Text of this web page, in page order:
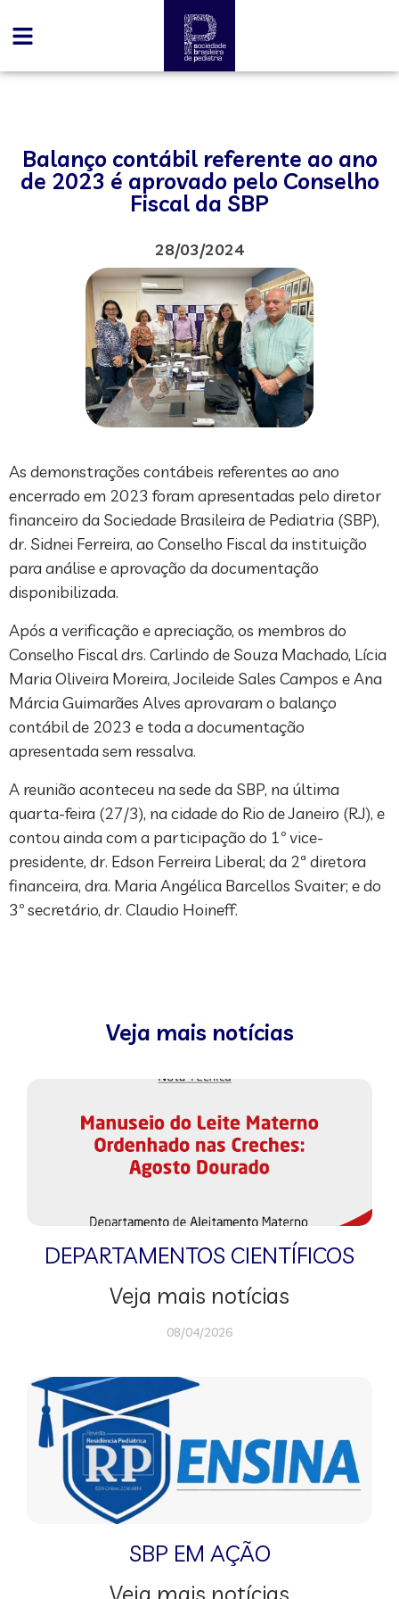
Balanço contábil referente ao ano
de 2023 é aprovado pelo Conselho
Fiscal da SBP
28/03/2024
As demonstrações contábeis referentes ao ano
encerrado em 2023 foram apresentadas pelo diretor
financeiro da Sociedade Brasileira de Pediatria (SBP),
dr. Sidnei Ferreira, ao Conselho Fiscal da instituição
para análise e aprovação da documentação
disponibilizada.
Após a verificação e apreciação, os membros do
Conselho Fiscal drs. Carlindo de Souza Machado, Lícia
Maria Oliveira Moreira, Jocileide Sales Campos e Ana
Márcia Guimarães Alves aprovaram o balanço
contábil de 2023 e toda a documentação
apresentada sem ressalva.
A reunião aconteceu na sede da SBP, na última
quarta-feira (27/3), na cidade do Rio de Janeiro (RJ), e
contou ainda com a participação do 1º vice-
presidente, dr. Edson Ferreira Liberal; da 2ª diretora
financeira, dra. Maria Angélica Barcellos Svaiter; e do
3º secretário, dr. Claudio Hoineff.
Veja mais notícias
DEPARTAMENTOS CIENTÍFICOS
Veja mais notícias
08/04/2026
SBP EM AÇÃO
Veja mais notícias